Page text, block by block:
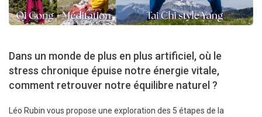
Dans un monde de plus en plus artificiel, où le
stress chronique épuise notre énergie vitale,
comment retrouver notre équilibre naturel ?
Léo Rubin vous propose une exploration des 5 étapes de la